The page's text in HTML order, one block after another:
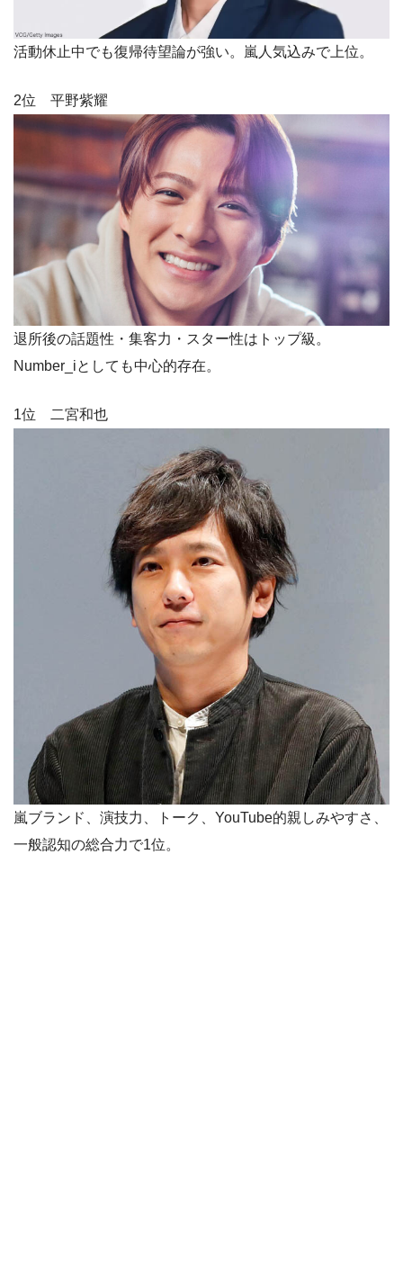
活動休止中でも復帰待望論が強い。嵐人気込みで上位。
2位 平野紫耀
退所後の話題性・集客力・スター性はトップ級。
Number_iとしても中心的存在。
1位 二宮和也
嵐ブランド、演技力、トーク、YouTube的親しみやすさ、
一般認知の総合力で1位。